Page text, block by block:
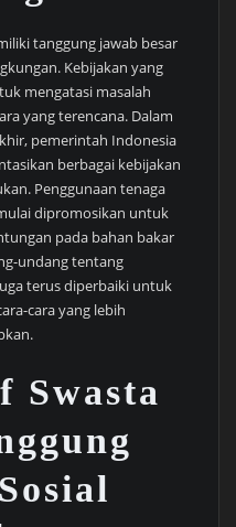
tanggung jawab besar
Kebijakan yang
mengatasi masalah
yang terencana. Dalam
pemerintah Indonesia
berbagai kebijakan
Penggunaan tenaga
dipromosikan untuk
pada bahan bakar
undang tentang
terus diperbaiki untuk
cara yang lebih
Swasta